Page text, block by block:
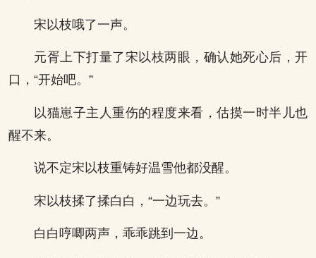
宋以枝哦了一声。
元胥上下打量了宋以枝两眼，确认她死心后，开
口，“开始吧。”
以猫崽子主人重伤的程度来看，估摸一时半儿也
醒不来。
说不定宋以枝重铸好温雪他都没醒。
宋以枝揉了揉白白，“一边玩去。”
白白哼唧两声，乖乖跳到一边。